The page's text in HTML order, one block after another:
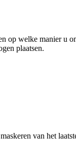
welke manier u
plaatsen.
van het